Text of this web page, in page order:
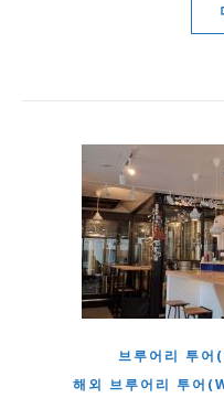
브루어리 투
해외 브루어리 투어